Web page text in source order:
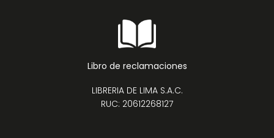
Libro de reclamaciones
LIBRERIA DE LIMA S.A.C.
RUC: 20612268127